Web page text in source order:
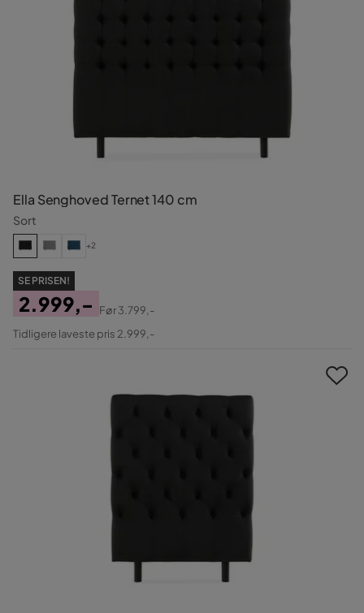
Ella Senghoved Ternet 140 cm
Sort
+2
SE PRISEN!
Pris
2.999,-
Original
Før3.799,-
Tidligere laveste pris 2.999,-